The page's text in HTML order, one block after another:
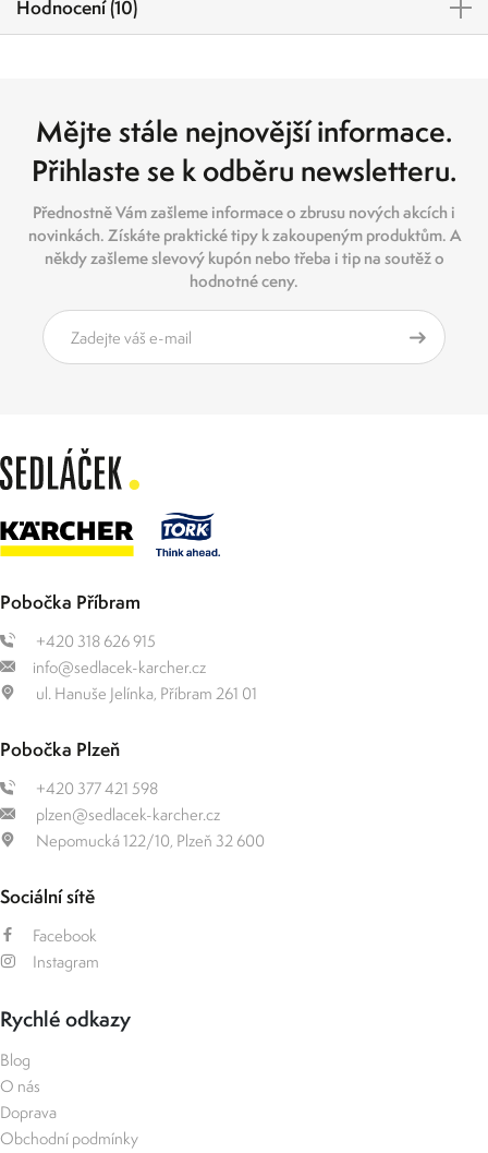
Hodnocení (10)
Mějte stále nejnovější informace.
Přihlaste se k odběru newsletteru.
Přednostně Vám zašleme informace o zbrusu nových akcích i
novinkách. Získáte praktické tipy k zakoupeným produktům. A
někdy zašleme slevový kupón nebo třeba i tip na soutěž o
hodnotné ceny.
Pobočka Příbram
+420 318 626 915
info@sedlacek-karcher.cz
ul. Hanuše Jelínka, Příbram 261 01
Pobočka Plzeň
+420 377 421 598
plzen@sedlacek-karcher.cz
Nepomucká 122/10, Plzeň 32 600
Sociální sítě
Facebook
Instagram
Rychlé odkazy
Blog
O nás
Doprava
Obchodní podmínky